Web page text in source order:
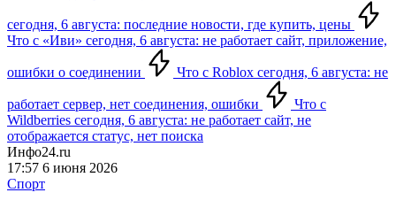
сегодня, 6 августа: последние новости, где купить, цены
Что с «Иви» сегодня, 6 августа: не работает сайт, приложение,
ошибки о соединении Что с Roblox сегодня, 6 августа: не
работает сервер, нет соединения, ошибки
Что с
Wildberries сегодня, 6 августа: не работает сайт, не
отображается статус, нет поиска
Инфо24.ru
17:57 6 июня 2026
Спорт